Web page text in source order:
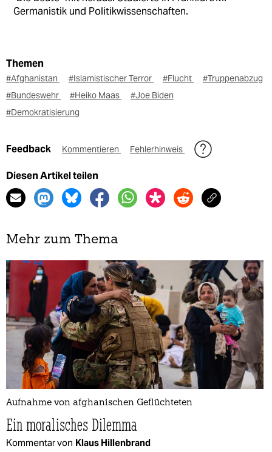
Germanistik und Politikwissenschaften.
Themen
#Afghanistan #Islamistischer Terror #Flucht
#Truppenabzug
#Bundeswehr
#Heiko Maas
#Joe Biden
#Demokratisierung
Feedback Kommentieren Fehlerhinweis
Diesen Artikel teilen
Mehr zum Thema
Aufnahme von afghanischen Geflüchteten
Ein moralisches Dilemma
Kommentar von Klaus Hillenbrand